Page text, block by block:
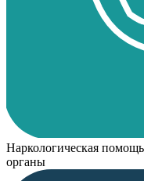
Наркологическая
органы